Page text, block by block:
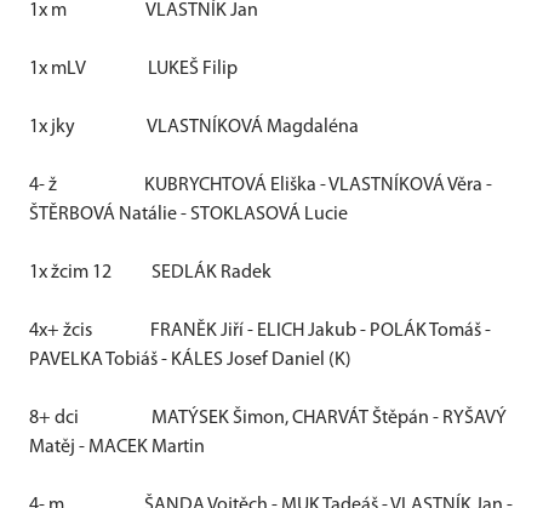
1x m VLASTNÍK Jan
1x mLV LUKEŠ Filip
1x jky VLASTNÍKOVÁ Magdaléna
4- ž
KUBRYCHTOVÁ Eliška - VLASTNÍKOVÁ Věra -
ŠTĚRBOVÁ Natálie - STOKLASOVÁ Lucie
1x žcim 12 SEDLÁK Radek
4x+ žcis
FRANĚK Jiří - ELICH Jakub - POLÁK Tomáš -
PAVELKA Tobiáš - KÁLES Josef Daniel (K)
8+ dci
MATÝSEK Šimon, CHARVÁT Štěpán - RYŠAVÝ
Matěj - MACEK Martin